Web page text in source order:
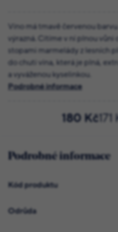
Víno má tmavě červenou
výrazná. Cítíme v ní plnou vůni
stopami marmelády z lesních
do chuti vína, která je plná,
a vyváženou kyselinkou.
Podrobné informace
180 Kč
Podrobné informace
Kód produktu
Odrůda